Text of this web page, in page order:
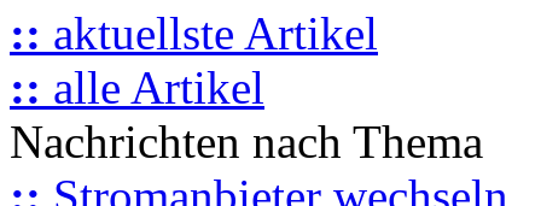
:: aktuellste Artikel
:: alle Artikel
Nachrichten nach Thema
:: Stromanbieter wechseln